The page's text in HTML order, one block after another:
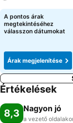
Árak megjelenítése
A pontos árak
megtekintéséhez
válasszon dátumokat
Árak megjelenítése
Értékelések
8,3 Nagyon jó
a vezető